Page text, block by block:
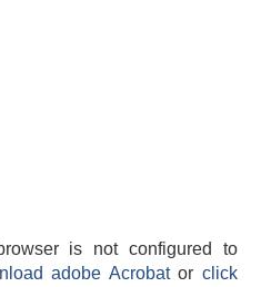
is not configured to
adobe Acrobatorclick